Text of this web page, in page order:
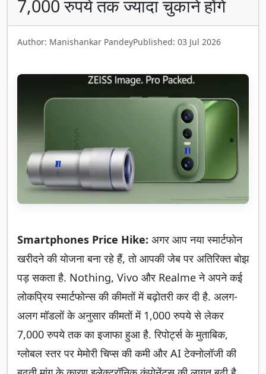
7,000 रुपये तक ज्यादा चुकाने होंगे
Author: Manishankar PandeyPublished: 03 Jul 2026
Smartphones Price Hike: अगर आप नया स्मार्टफोन
खरीदने की योजना बना रहे हैं, तो आपकी जेब पर अतिरिक्त बोझ
पड़ सकता है. Nothing, Vivo और Realme ने अपने कई
लोकप्रिय स्मार्टफोन्स की कीमतों में बढ़ोतरी कर दी है. अलग-
अलग मॉडलों के अनुसार कीमतों में 1,000 रुपये से लेकर
7,000 रुपये तक का इजाफा हुआ है. रिपोर्ट्स के मुताबिक,
ग्लोबल स्तर पर मेमोरी चिप्स की कमी और AI टेक्नोलॉजी की